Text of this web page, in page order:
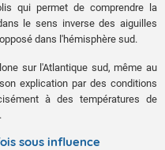
qui permet de comprendre la
le sens inverse des aiguilles
dans l'hémisphère sud.
sur l'Atlantique sud, même au
explication par des conditions
à des températures de
sous influence